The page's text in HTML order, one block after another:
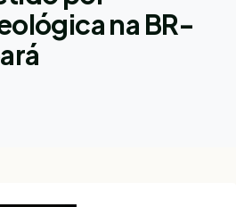
na BR-